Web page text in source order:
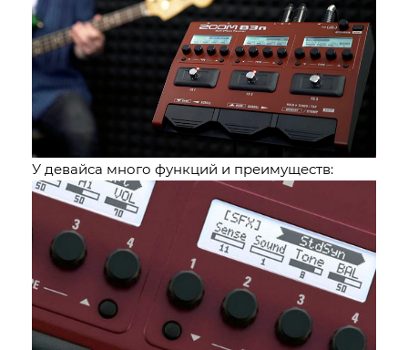
У девайса много функций и преимуществ: